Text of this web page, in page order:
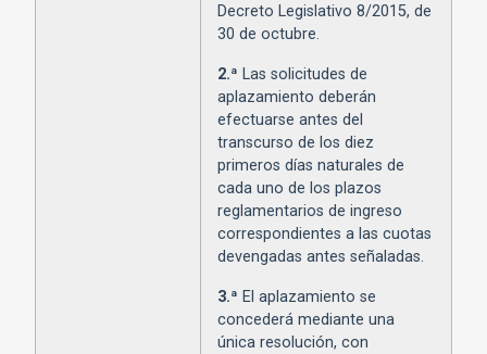
Decreto Legislativo 8/2015, de
30 de octubre.
2.ª Las solicitudes de
aplazamiento deberán
efectuarse antes del
transcurso de los diez
primeros días naturales de
cada uno de los plazos
reglamentarios de ingreso
correspondientes a las cuotas
devengadas antes señaladas.
3.ª El aplazamiento se
concederá mediante una
única resolución, con